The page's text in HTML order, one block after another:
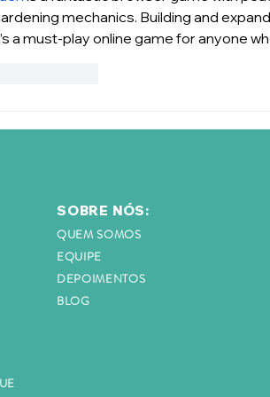
mechanics. Building and
a must-play online game for anyone
SOBRE NÓS:
QUEM SOMOS
EQUIPE
DEPOIMENTOS
BLOG